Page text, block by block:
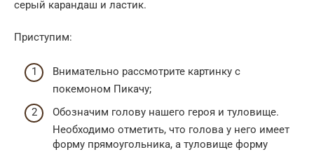
серый карандаш и ластик.
Приступим:
Внимательно рассмотрите картинку с
покемоном Пикачу;
Обозначим голову нашего героя и туловище.
Необходимо отметить, что голова у него имеет
форму прямоугольника, а туловище форму